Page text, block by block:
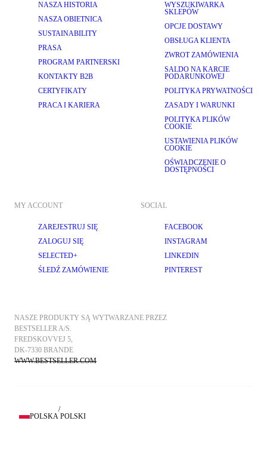
NASZA HISTORIA
NASZA OBIETNICA
SUSTAINABILITY
PRASA
PROGRAM PARTNERSKI
KONTAKTY B2B
CERTYFIKATY
PRACA I KARIERA
WYSZUKIWARKA
SKLEPÓW
OPCJE DOSTAWY
OBSŁUGA KLIENTA
ZWROT ZAMÓWIENIA
SALDO NA KARCIE
PODARUNKOWEJ
POLITYKA PRYWATNOŚCI
ZASADY I WARUNKI
POLITYKA PLIKÓW
COOKIE
USTAWIENIA PLIKÓW
COOKIE
OŚWIADCZENIE O
DOSTĘPNOŚCI
MY ACCOUNT
ZAREJESTRUJ SIĘ
ZALOGUJ SIĘ
SELECTED+
ŚLEDŹ ZAMÓWIENIE
SOCIAL
FACEBOOK
INSTAGRAM
LINKEDIN
PINTEREST
NASZE PRODUKTY SĄ WYTWARZANE PRZEZ
BESTSELLER A/S.
FREDSKOVVEJ 5,
DK-7330 BRANDE
WWW.BESTSELLER.COM
POLSKA
/
POLSKI